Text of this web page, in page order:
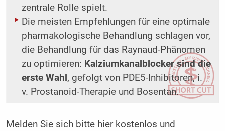
zentrale Rolle spielt.
Die meisten Empfehlungen für eine optimale
pharmakologische Behandlung schlagen vor,
die Behandlung für das Raynaud-Phänomen
zu optimieren: Kalziumkanalblocker sind die
erste Wahl , gefolgt von PDE5-Inhibitoren, i.
v. Prostanoid-Therapie und Bosentan.
Melden Sie sich bitte hierkostenlos und